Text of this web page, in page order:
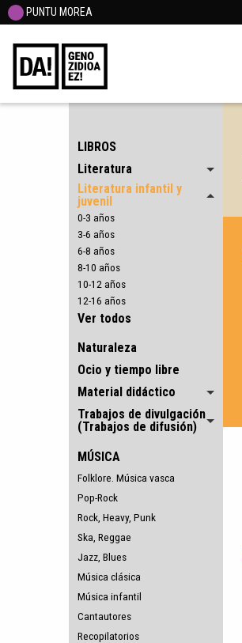
PUNTU MOREA
LIBROS
Literatura
Literatura infantil y
juvenil
0-3 años
3-6 años
6-8 años
8-10 años
10-12 años
12-16 años
Ver todos
Naturaleza
Ocio y tiempo libre
Material didáctico
Trabajos de divulgación
(Trabajos de difusión)
MÚSICA
Folklore. Música vasca
Pop-Rock
Rock, Heavy, Punk
Ska, Reggae
Jazz, Blues
Música clásica
Música infantil
Cantautores
Recopilatorios